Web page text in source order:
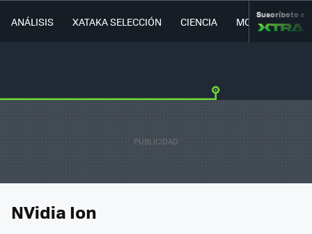
ANÁLISIS XATAKA SELECCIÓN CIENCIA MOVILIDAD
Suscríbete a
NVidia Ion